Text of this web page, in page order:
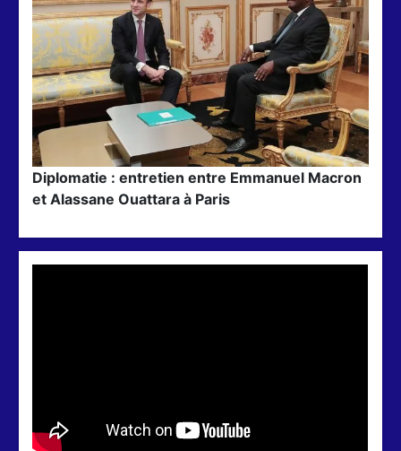
Diplomatie : entretien entre Emmanuel Macron
et Alassane Ouattara à Paris